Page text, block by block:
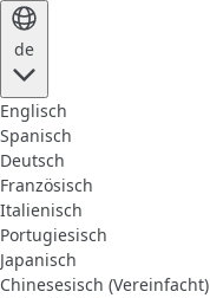
de
Englisch
Spanisch
Deutsch
Französisch
Italienisch
Portugiesisch
Japanisch
Chinesesisch (Vereinfacht)